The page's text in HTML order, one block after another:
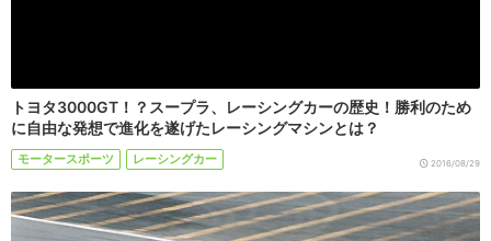
トヨタ3000GT！？スープラ、レーシングカーの歴史！勝利のため
に自由な発想で進化を遂げたレーシングマシンとは？
モータースポーツ レーシングカー 2016/08/29